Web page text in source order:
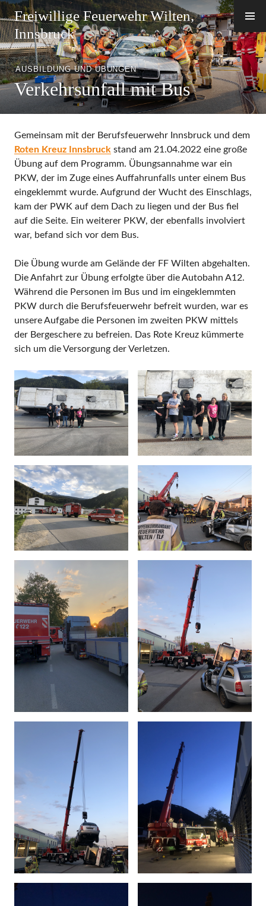
Zum
Inhalt
springen
Freiwillige Feuerwehr Wilten,
Innsbruck
AUSBILDUNG UND ÜBUNGEN
Verkehrsunfall mit Bus
Gemeinsam mit der Berufsfeuerwehr Innsbruck und dem
Roten Kreuz Innsbruck stand am 21.04.2022 eine große
Übung auf dem Programm. Übungsannahme war ein
PKW, der im Zuge eines Auffahrunfalls unter einem Bus
eingeklemmt wurde. Aufgrund der Wucht des Einschlags,
kam der PWK auf dem Dach zu liegen und der Bus fiel
auf die Seite. Ein weiterer PKW, der ebenfalls involviert
war, befand sich vor dem Bus.
Die Übung wurde am Gelände der FF Wilten abgehalten.
Die Anfahrt zur Übung erfolgte über die Autobahn A12.
Während die Personen im Bus und im eingeklemmten
PKW durch die Berufsfeuerwehr befreit wurden, war es
unsere Aufgabe die Personen im zweiten PKW mittels
der Bergeschere zu befreien. Das Rote Kreuz kümmerte
sich um die Versorgung der Verletzen.